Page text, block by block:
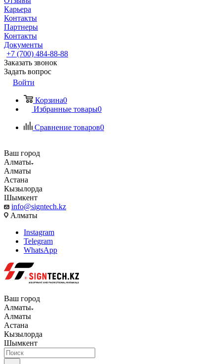
Карьера
Контакты
Партнеры
Контакты
Документы
+7 (700) 484-88-88
Заказать звонок
Задать вопрос
Войти
Корзина0
Избранные товары0
Сравнение товаров0
Ваш город
Алматы
Алматы
Астана
Кызылорда
Шымкент
info@signtech.kz
Алматы
Instagram
Telegram
WhatsApp
Ваш город
Алматы
Алматы
Астана
Кызылорда
Шымкент